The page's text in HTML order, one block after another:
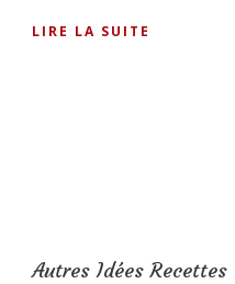
LIRE LA SUITE
Autres Idées Recettes